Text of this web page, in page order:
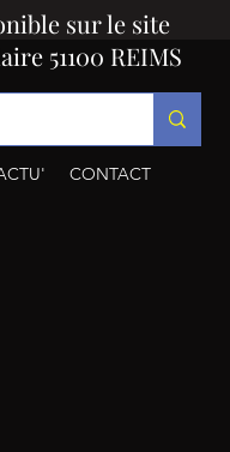
sur le site
51100 REIMS
CONTACT